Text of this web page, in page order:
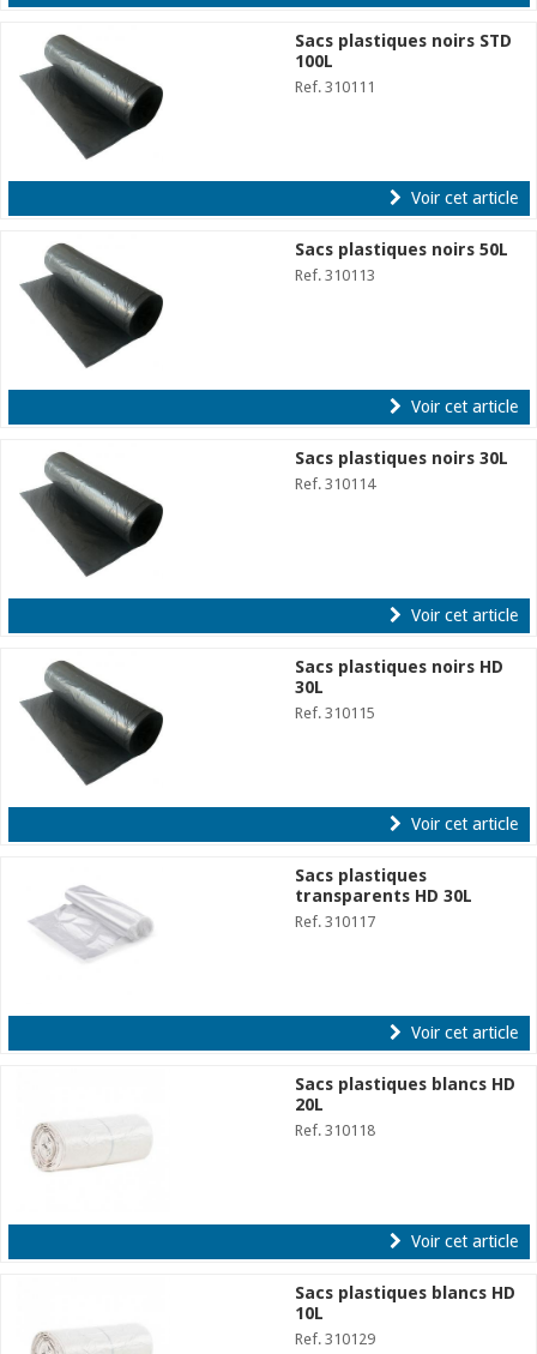
Sacs plastiques noirs STD
100L
Ref. 310111
Voir cet article
Sacs plastiques noirs 50L
Ref. 310113
Voir cet article
Sacs plastiques noirs 30L
Ref. 310114
Voir cet article
Sacs plastiques noirs HD
30L
Ref. 310115
Voir cet article
Sacs plastiques
transparents HD 30L
Ref. 310117
Voir cet article
Sacs plastiques blancs HD
20L
Ref. 310118
Voir cet article
Sacs plastiques blancs HD
10L
Ref. 310129